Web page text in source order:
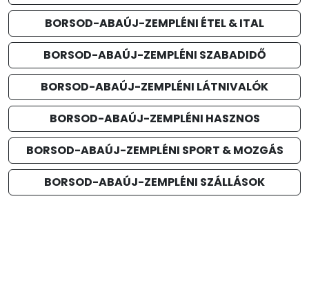
BORSOD-ABAÚJ-ZEMPLÉNI ÉTEL & ITAL
BORSOD-ABAÚJ-ZEMPLÉNI SZABADIDŐ
BORSOD-ABAÚJ-ZEMPLÉNI LÁTNIVALÓK
BORSOD-ABAÚJ-ZEMPLÉNI HASZNOS
BORSOD-ABAÚJ-ZEMPLÉNI SPORT & MOZGÁS
BORSOD-ABAÚJ-ZEMPLÉNI SZÁLLÁSOK